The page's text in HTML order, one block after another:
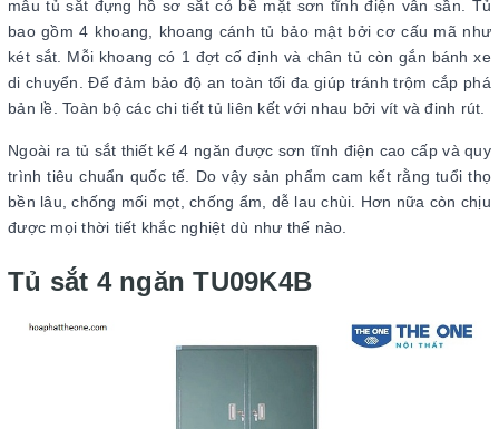
mẫu tủ sắt đựng hồ sơ sắt có bề mặt sơn tĩnh điện vân sần. Tủ
bao gồm 4 khoang, khoang cánh tủ bảo mật bởi cơ cấu mã như
két sắt. Mỗi khoang có 1 đợt cố định và chân tủ còn gắn bánh xe
di chuyển. Để đảm bảo độ an toàn tối đa giúp tránh trộm cắp phá
bản lề. Toàn bộ các chi tiết tủ liên kết với nhau bởi vít và đinh rút.
Ngoài ra tủ sắt thiết kế 4 ngăn được sơn tĩnh điện cao cấp và quy
trình tiêu chuẩn quốc tế. Do vậy sản phẩm cam kết rằng tuổi thọ
bền lâu, chống mối mọt, chống ẩm, dễ lau chùi. Hơn nữa còn chịu
được mọi thời tiết khắc nghiệt dù như thế nào.
Tủ sắt 4 ngăn TU09K4B